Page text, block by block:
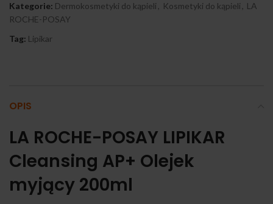
Kategorie: Dermokosmetyki do kąpieli Kosmetyki do kąpieli
LA
ROCHE-POSAY
Tag: Lipikar
OPIS
LA ROCHE-POSAY LIPIKAR
Cleansing AP+ Olejek
myjący 200ml